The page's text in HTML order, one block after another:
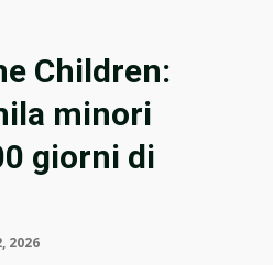
Children:
minori
giorni di
2026